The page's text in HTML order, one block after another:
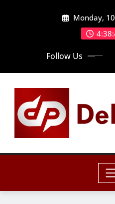
Monday,
Follow Us